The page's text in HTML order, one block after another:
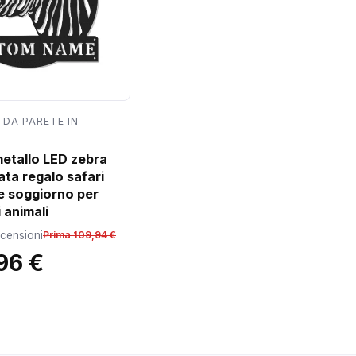
PARETE IN
LED zebra
regalo safari
soggiorno per
animali
Prima 109,94 €
€